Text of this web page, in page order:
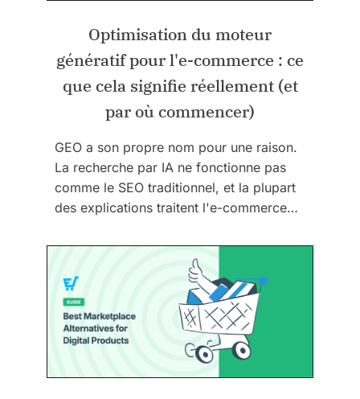
Optimisation du moteur
génératif pour l'e-commerce : ce
que cela signifie réellement (et
par où commencer)
GEO a son propre nom pour une raison.
La recherche par IA ne fonctionne pas
comme le SEO traditionnel, et la plupart
des explications traitent l'e-commerce…